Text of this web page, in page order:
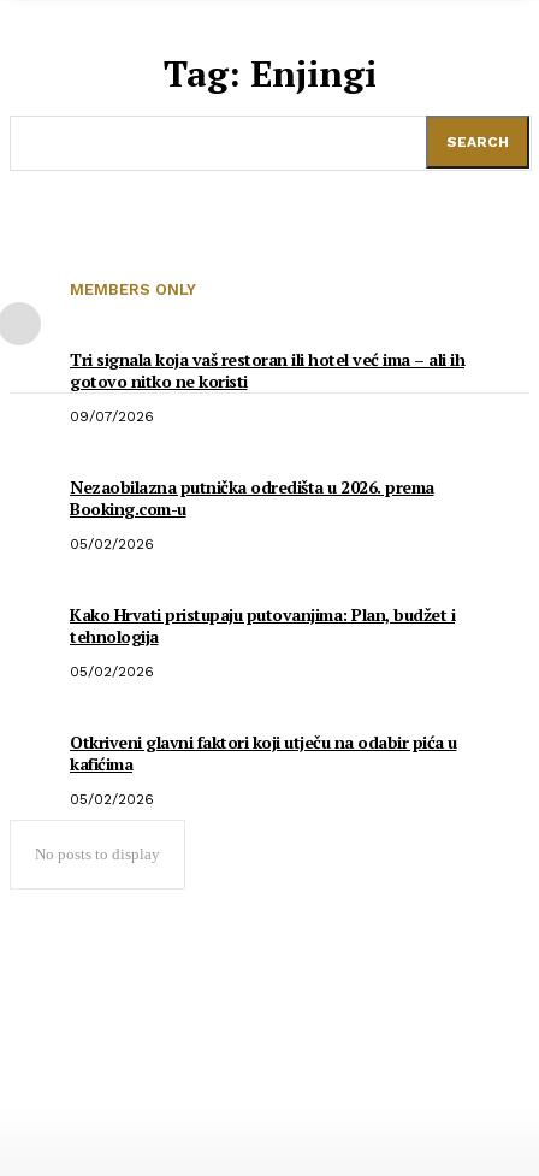
Tag: Enjingi
SEARCH
MEMBERS ONLY
Tri signala koja vaš restoran ili hotel već ima – ali ih
gotovo nitko ne koristi
09/07/2026
Nezaobilazna putnička odredišta u 2026. prema
Booking.com-u
05/02/2026
Kako Hrvati pristupaju putovanjima: Plan, budžet i
tehnologija
05/02/2026
Otkriveni glavni faktori koji utječu na odabir pića u
kafićima
05/02/2026
No posts to display